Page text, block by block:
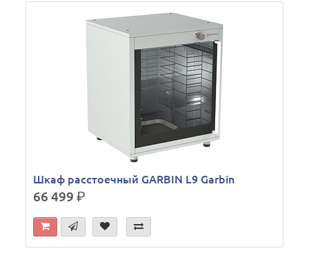
Шкаф расстоечный GARBIN L9 Garbin
66 499р.